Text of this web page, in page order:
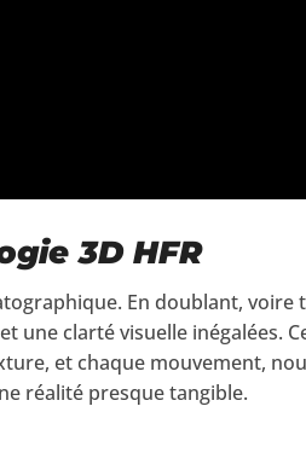
3D HFR
En doublant, voire
une clarté visuelle inégalées.
et chaque mouvement,
réalité presque tangible.